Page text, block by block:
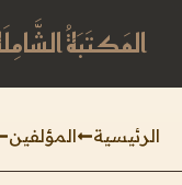
المَكتَبَةُ
الرئيسية المؤلفين